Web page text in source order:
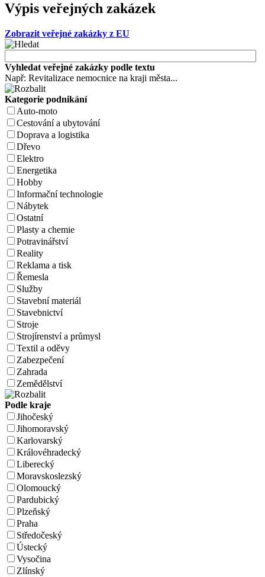
Výpis veřejných zakázek
Zobrazit veřejné zakázky z EU
Vyhledat veřejné zakázky podle textu
Např: Revitalizace nemocnice na kraji města...
Kategorie podnikání
Auto-moto
Cestování a ubytování
Doprava a logistika
Dřevo
Elektro
Energetika
Hobby
Informační technologie
Nábytek
Ostatní
Plasty a chemie
Potravinářství
Reality
Reklama a tisk
Řemesla
Služby
Stavební materiál
Stavebnictví
Stroje
Strojírenství a průmysl
Textil a oděvy
Zabezpečení
Zahrada
Zemědělství
Podle kraje
Jihočeský
Jihomoravský
Karlovarský
Královéhradecký
Liberecký
Moravskoslezský
Olomoucký
Pardubický
Plzeňský
Praha
Středočeský
Ústecký
Vysočina
Zlínský